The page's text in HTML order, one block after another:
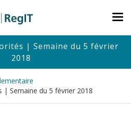
| Semaine du 5 février
2018
Semaine du 5 février 2018